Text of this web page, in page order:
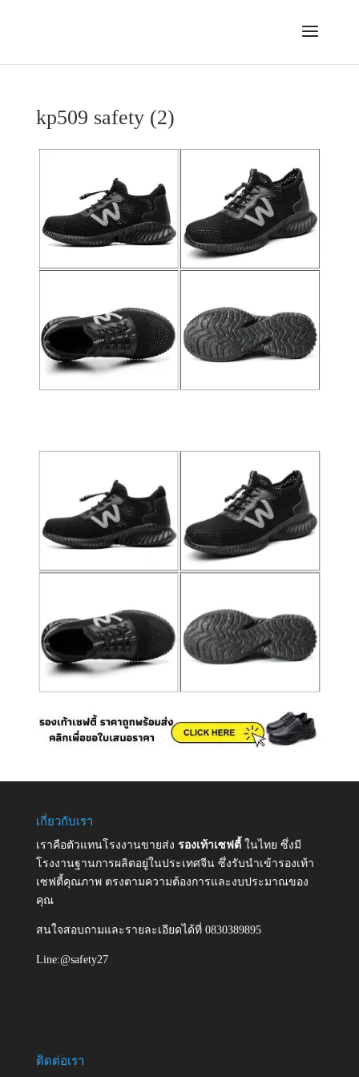
kp509 safety (2)
เกี่ยวกับเรา
เราคือตัวแทนโรงงานขายส่ง รองเท้าเซฟตี้ ในไทย ซึ่งมี
โรงงานฐานการผลิตอยู่ในประเทศจีน ซึ่งรับนำเข้ารองเท้า
เซฟตี้คุณภาพ ตรงตามความต้องการและงบประมาณของ
คุณ
สนใจสอบถามและรายละเอียดได้ที่ 0830389895
Line:@safety27
ติดต่อเรา